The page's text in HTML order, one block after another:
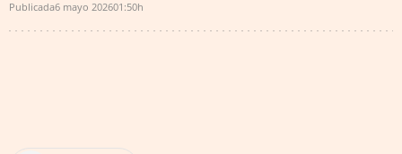
Publicada6 mayo 202601:50h